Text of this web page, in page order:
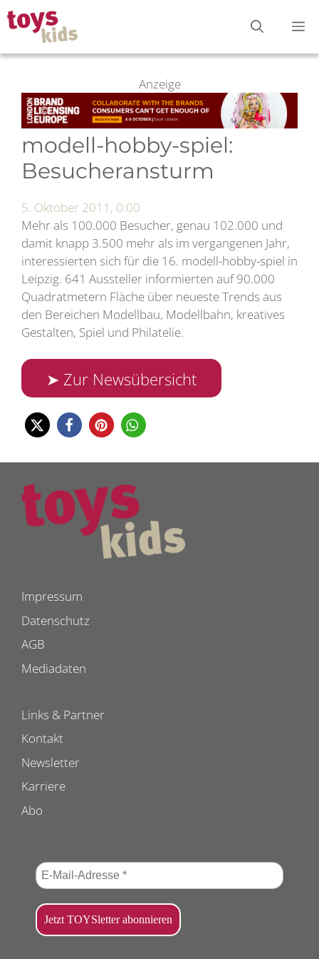
Zum
Inhalt
springen
Anzeige
modell-hobby-spiel:
Besucheransturm
5. Oktober 2011, 0:00
Mehr als 100.000 Besucher, genau 102.000 und
damit knapp 3.500 mehr als im vergangenen Jahr,
interessierten sich für die 16. modell-hobby-spiel in
Leipzig. 641 Aussteller informierten auf 90.000
Quadratmetern Fläche über neueste Trends aus
den Bereichen Modellbau, Modellbahn, kreatives
Gestalten, Spiel und Philatelie.
➤ Zur Newsübersicht
Impressum
Datenschutz
AGB
Mediadaten
Links & Partner
Kontakt
Newsletter
Karriere
Abo